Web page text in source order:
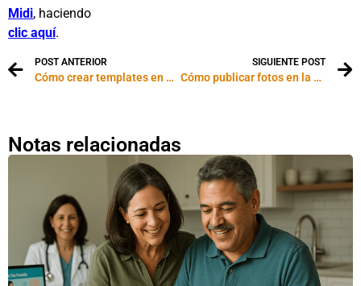
Midi, haciendo
clic aquí.
POST ANTERIOR
Cómo crear templates en Word (tutorial en video)
SIGUIENTE POST
Cómo publicar fotos en la web con Picasa
Notas relacionadas